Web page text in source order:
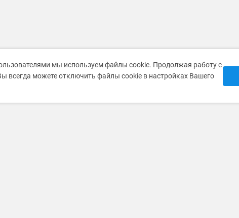
мы используем файлы cookie. Продолжая работу с
всегда можете отключить файлы cookie в настройках Вашего